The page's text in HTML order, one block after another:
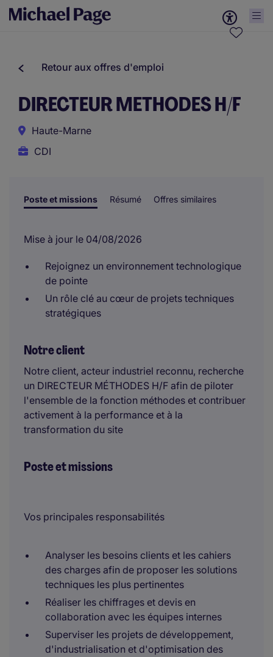
Retour aux offres d'emploi
DIRECTEUR METHODES H/F
Haute-Marne
CDI
Poste et missions Résumé Offres similaires
Mise à jour le 04/08/2026
Rejoignez un environnement technologique
de pointe
Un rôle clé au cœur de projets techniques
stratégiques
Notre client
Notre client, acteur industriel reconnu, recherche
un DIRECTEUR MÉTHODES H/F afin de piloter
l'ensemble de la fonction méthodes et contribuer
activement à la performance et à la
transformation du site
Poste et missions
Vos principales responsabilités
Analyser les besoins clients et les cahiers
des charges afin de proposer les solutions
techniques les plus pertinentes
Réaliser les chiffrages et devis en
collaboration avec les équipes internes
Superviser les projets de développement,
d'industrialisation et d'optimisation des